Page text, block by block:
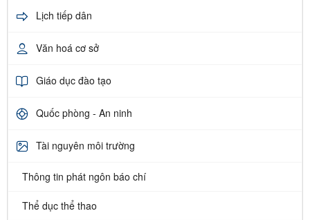
Lịch tiếp dân
Văn hoá cơ sở
Giáo dục đào tạo
Quốc phòng - An ninh
Tài nguyên môi trường
Thông tin phát ngôn báo chí
Thể dục thể thao